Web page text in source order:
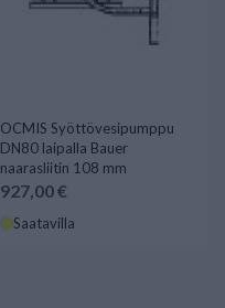
OCMIS Syöttövesipumppu
DN80 laipalla Bauer
naarasliitin 108 mm
927,00 €
Saatavilla